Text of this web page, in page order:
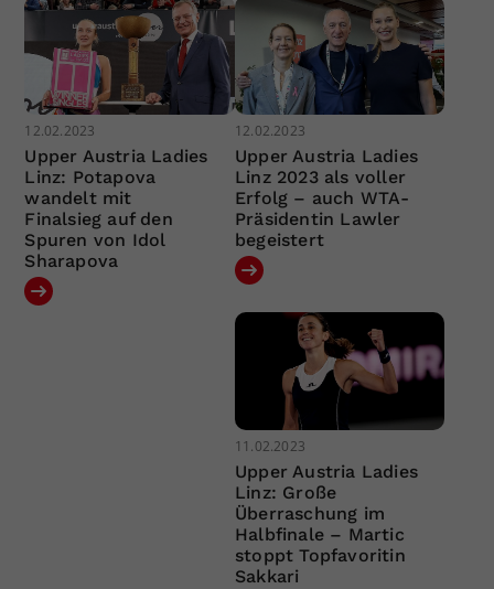
12.02.2023
Upper Austria Ladies
Linz: Potapova
wandelt mit
Finalsieg auf den
Spuren von Idol
Sharapova
12.02.2023
Upper Austria Ladies
Linz 2023 als voller
Erfolg – auch WTA-
Präsidentin Lawler
begeistert
11.02.2023
Upper Austria Ladies
Linz: Große
Überraschung im
Halbfinale – Martic
stoppt Topfavoritin
Sakkari